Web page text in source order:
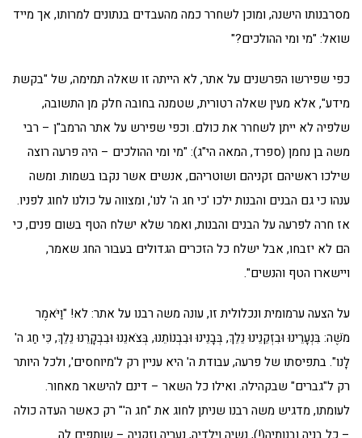
מסרבנותו הישנה, ומוכן לשחרר כמה מהעבדים בנתונים למרותו, אך מייד
שואל: "מי ומי ההולכים?"
כפי שפירשו הפרשנים על אתר, לא הייתה זו שאלה תמימה, של "בקשת
מידע", אלא מעין שאלה רטורית, שטמנה בחובה חלק מן התשובה,
שלפיה לא ייתן לשחרר את כולם. וכפי שפירש על אתר הרמב"ן – רבי
משה בן נחמן (ספרד, המאה הי"ג): "מי ומי ההולכים – היה פרעה רוצה
שילכו ראשיהם זקניהם ושוטריהם, אנשים אשר נקבו בשמות. ומשה
ענהו כי גם הבנים והבנות ילכו 'כי חג ה' לנו', ומצווה על כולנו לחוג לפניו.
אז חרה לפרעה על הבנים והבנות, ואמר שלא ישלח הטף בשום פנים, כי
הם לא יזבחו, אבל ישלח כל הזכרים הגדולים בעבור החג שאמר,
ויישארו הטף והנשים".
על הצעה ערמומית ונכלולית זו, עונה משה רבנו על אתר: לא! "וַיֹּאמֶר
מֹשֶׁה: בִּנְעָרֵינוּ וּבִזְקֵנֵינוּ נֵלֵךְ, בְּבָנֵינוּ וּבִבְנוֹתֵנוּ, בְּצֹאנֵנוּ וּבִבְקָרֵנוּ נֵלֵךְ, כִּי חַג ה'
לָנו". בתפיסתו של פרעה, עבודת ה' היא עניין רק ל'מיוחסים', ולכל היותר
רק ל"גברים" שבקהילה. ואילו כל השאר – דינם להישאר מאחור.
לעומתו, מדגיש משה רבנו שניתן לחוג את "חג ה'" רק כאשר העדה כולה